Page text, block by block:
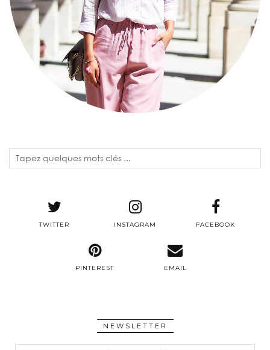
TWITTER INSTAGRAM FACEBOOK
PINTEREST EMAIL
NEWSLETTER